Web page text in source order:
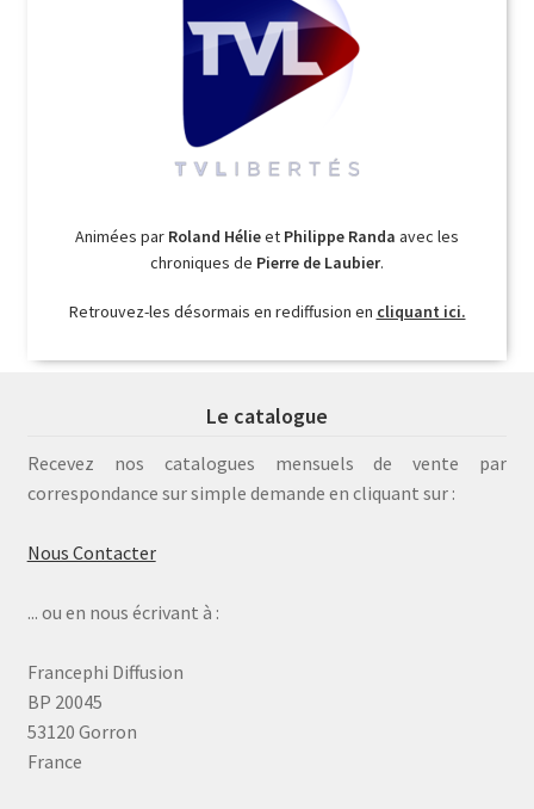
Animées par Roland Hélieet Philippe Randa avec les
chroniques de Pierre de Laubier.
Retrouvez-les désormais en rediffusion en cliquant ici.
Le catalogue
Recevez nos catalogues mensuels de vente par
correspondance sur simple demande en cliquant sur :
Nous Contacter
... ou en nous écrivant à :
Francephi Diffusion
BP 20045
53120 Gorron
France